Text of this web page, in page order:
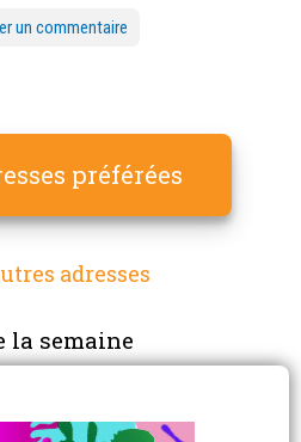
un commentaire
préférées
adresses
la semaine